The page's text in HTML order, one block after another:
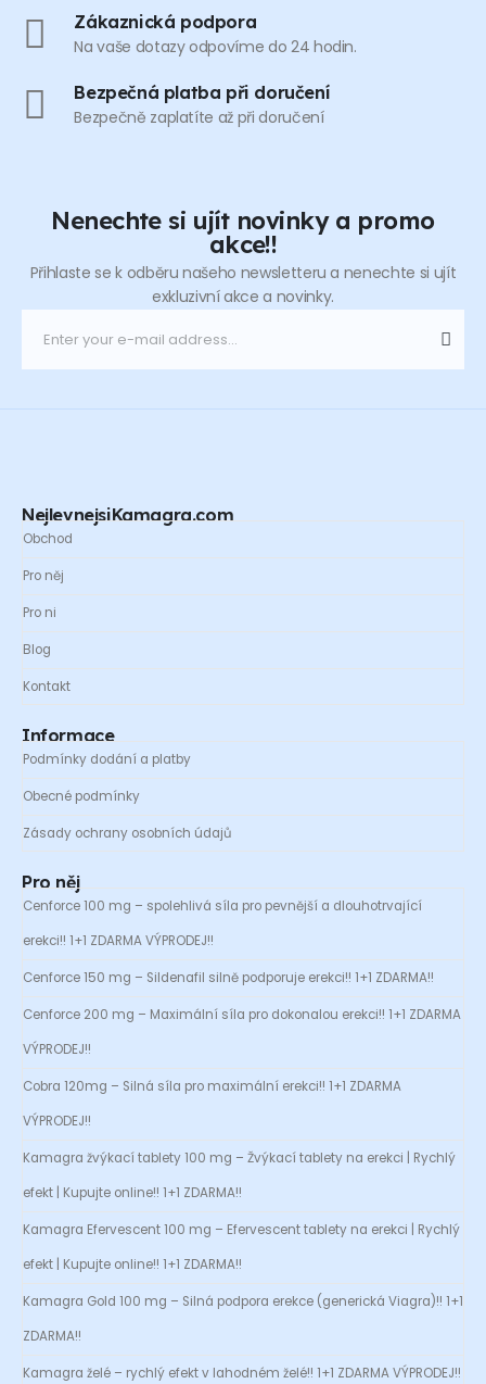
Zákaznická podpora
Na vaše dotazy odpovíme do 24 hodin.
Bezpečná platba při doručení
Bezpečně zaplatíte až při doručení
Nenechte si ujít novinky a promo
akce!!
Přihlaste se k odběru našeho newsletteru a nenechte si ujít
exkluzivní akce a novinky.
NejlevnejsiKamagra.com
Obchod
Pro něj
Pro ni
Blog
Kontakt
Informace
Podmínky dodání a platby
Obecné podmínky
Zásady ochrany osobních údajů
Pro něj
Cenforce 100 mg – spolehlivá síla pro pevnější a dlouhotrvající
erekci!! 1+1 ZDARMA VÝPRODEJ!!
Cenforce 150 mg – Sildenafil silně podporuje erekci!! 1+1 ZDARMA!!
Cenforce 200 mg – Maximální síla pro dokonalou erekci!! 1+1 ZDARMA
VÝPRODEJ!!
Cobra 120mg – Silná síla pro maximální erekci!! 1+1 ZDARMA
VÝPRODEJ!!
Kamagra žvýkací tablety 100 mg – Žvýkací tablety na erekci | Rychlý
efekt | Kupujte online!! 1+1 ZDARMA!!
Kamagra Efervescent 100 mg – Efervescent tablety na erekci | Rychlý
efekt | Kupujte online!! 1+1 ZDARMA!!
Kamagra Gold 100 mg – Silná podpora erekce (generická Viagra)!! 1+1
ZDARMA!!
Kamagra želé – rychlý efekt v lahodném želé!! 1+1 ZDARMA VÝPRODEJ!!